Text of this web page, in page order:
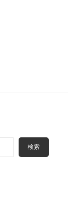
検索